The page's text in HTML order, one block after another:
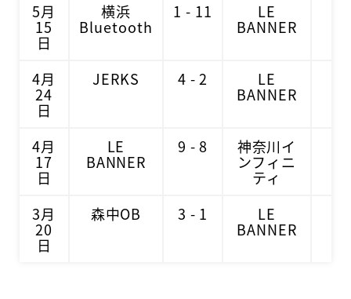
5月
15
日
横浜
Bluetooth
1 - 11 LE
BANNER
4月
24
日
JERKS 4 - 2 LE
BANNER
4月
17
日
LE
BANNER
9 - 8 神奈川イ
ンフィニ
ティ
3月
20
日
森中OB 3 - 1 LE
BANNER